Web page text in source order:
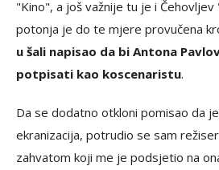
"Kino", a još važnije tu je i Čehovljev
potonja je do te mjere provučena
u šali napisao da bi Antona
potpisati kao koscenaristu.
Da se dodatno otkloni pomisao da
ekranizacija, potrudio se sam režiser
zahvatom koji me je podsjetio na